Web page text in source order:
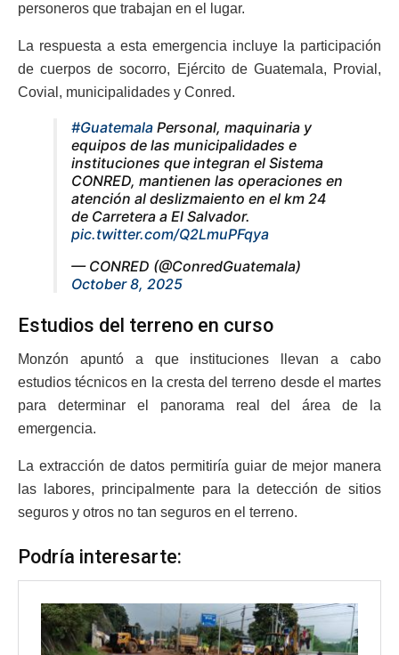
personeros que trabajan en el lugar.
La respuesta a esta emergencia incluye la participación
de cuerpos de socorro, Ejército de Guatemala, Provial,
Covial, municipalidades y Conred.
#Guatemala Personal, maquinaria y
equipos de las municipalidades e
instituciones que integran el Sistema
CONRED, mantienen las operaciones en
atención al deslizmaiento en el km 24
de Carretera a El Salvador.
pic.twitter.com/Q2LmuPFqya
— CONRED (@ConredGuatemala)
October 8, 2025
Estudios del terreno en curso
Monzón apuntó a que instituciones llevan a cabo
estudios técnicos en la cresta del terreno desde el martes
para determinar el panorama real del área de la
emergencia.
La extracción de datos permitiría guiar de mejor manera
las labores, principalmente para la detección de sitios
seguros y otros no tan seguros en el terreno.
Podría interesarte: